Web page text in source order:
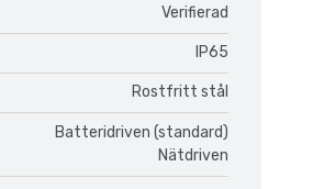
Verifierad
IP65
Rostfritt stål
Batteridriven (standard)
Nätdriven